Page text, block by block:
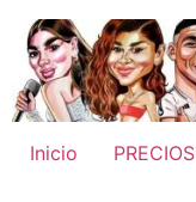
contenido
Inicio PRECIOS